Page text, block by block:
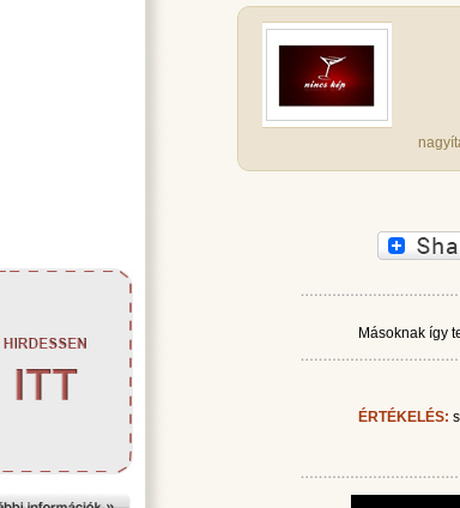
Másoknak így
ÉRTÉKELÉS: